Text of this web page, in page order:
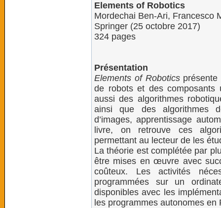
Elements of Robotics
Mordechai Ben-Ari, Francesco
Springer (25 octobre 2017)
324 pages
Présentation
Elements of Roboticsprésente
de robots et des composants
aussi des algorithmes
ainsi que des algorithmes
d’images, apprentissage
livre, on retrouve ces
permettant au lecteur de les
La théorie est complétée par
être mises en œuvre avec
coûteux. Les activités
programmées sur un
disponibles avec les
les programmes autonomes en